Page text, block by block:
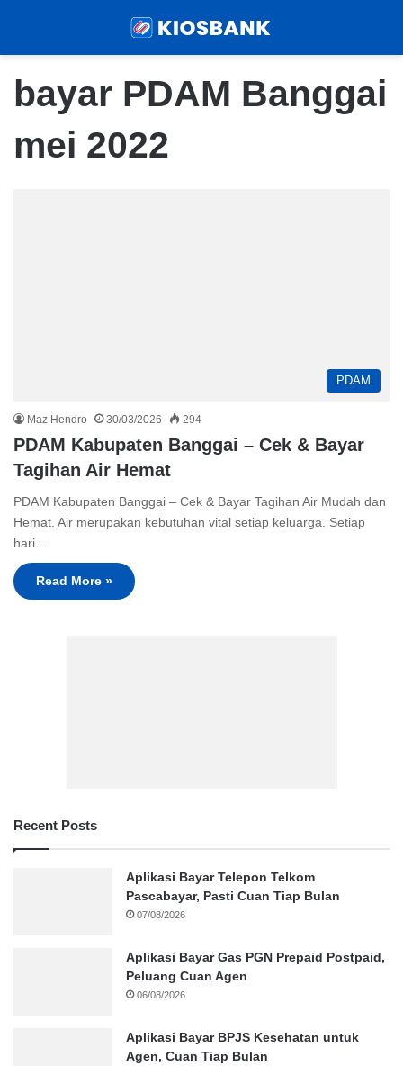
bayar PDAM Banggai
mei 2022
PDAM
Maz Hendro 30/03/2026 294
PDAM Kabupaten Banggai – Cek & Bayar
Tagihan Air Hemat
PDAM Kabupaten Banggai – Cek & Bayar Tagihan Air Mudah dan
Hemat. Air merupakan kebutuhan vital setiap keluarga. Setiap
hari…
Read More »
Recent Posts
Aplikasi Bayar Telepon Telkom
Pascabayar, Pasti Cuan Tiap Bulan
07/08/2026
Aplikasi Bayar Gas PGN Prepaid Postpaid,
Peluang Cuan Agen
06/08/2026
Aplikasi Bayar BPJS Kesehatan untuk
Agen, Cuan Tiap Bulan